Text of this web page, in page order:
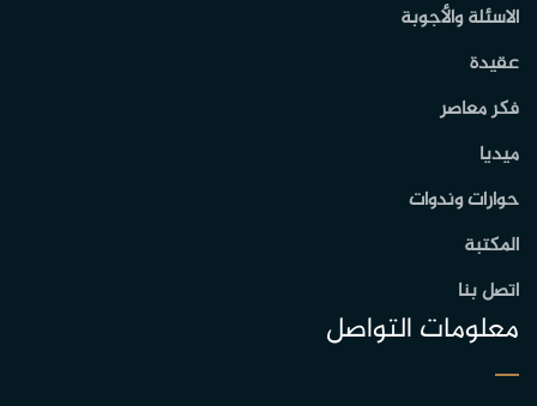
الاسئلة والأجوبة
عقيدة
فكر معاصر
ميديا
حوارات وندوات
المكتبة
اتصل بنا
معلومات التواصل